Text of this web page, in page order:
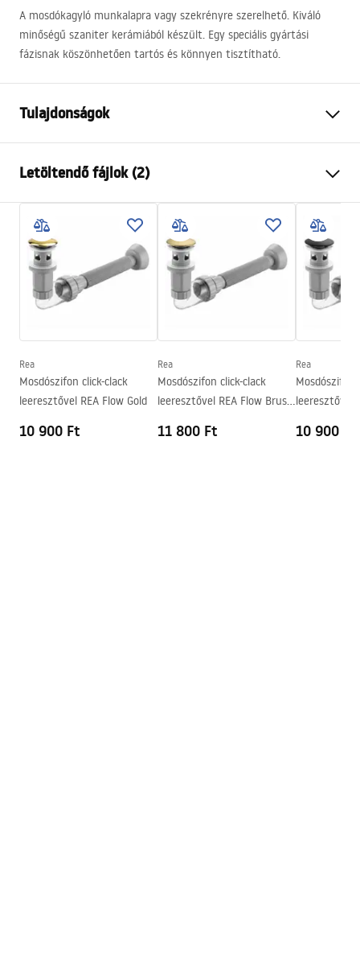
A mosdókagyló munkalapra vagy szekrényre szerelhető. Kiváló
minőségű szaniter kerámiából készült. Egy speciális gyártási
fázisnak köszönhetően tartós és könnyen tisztítható.
Tulajdonságok
Anyag
Szín
Fehér, Fehér/Arany
Kivitel
Fényes
Hosszúság
515
Szélesség
375mm
Magasság
135
Forma
Csaptelep szerelési lyuk
Nem
Letöltendő fájlok (2)
Telepítési utasítások
Garanciális feltételek
Rea
Mosdószifon click-clack
leeresztővel REA Flow Gold
10 900 Ft
Rea
Mosdószifon click-clack
leeresztővel REA Flow Brush
11 800 Ft
Rea
Mosdószifon
leeresztővel
10 900 Ft